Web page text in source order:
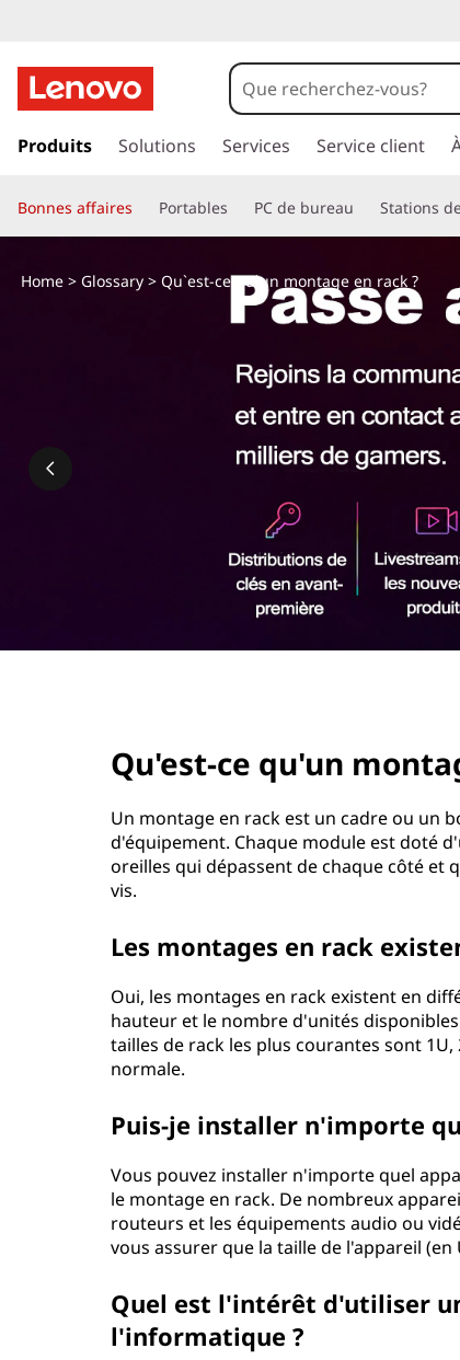
o
n
a
a
e
r
u
a
Produits Solutions Services Service client
Bonnes affaires Portables PC de bureau Stations
Home> Glossary> Qu`est-ce qu`un montage en rack ?
Qu'est-ce qu'un
Un montage en rack est un cadre ou un
d'équipement. Chaque module est doté
oreilles qui dépassent de chaque côté et
vis.
Les montages en rack
Oui, les montages en rack existent en
hauteur et le nombre d'unités
tailles de rack les plus courantes sont
normale.
Puis-je installer n'importe
Vous pouvez installer n'importe quel
le montage en rack. De nombreux
routeurs et les équipements audio ou
vous assurer que la taille de l'appareil
Quel est l'intérêt d'utiliser
l'informatique ?